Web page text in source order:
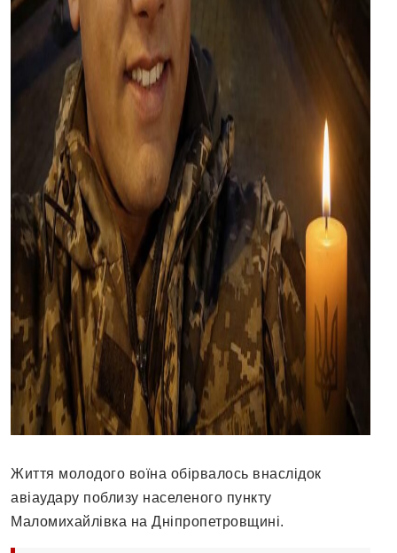
Життя молодого воїна обірвалось внаслідок
авіаудару поблизу населеного пункту
Маломихайлівка на Дніпропетровщині.